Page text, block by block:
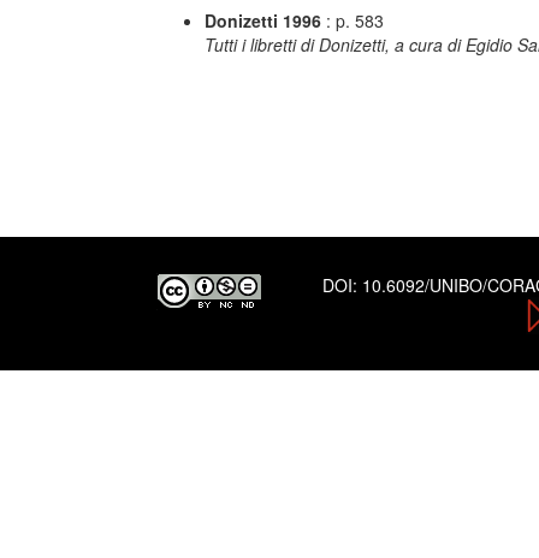
Donizetti 1996 : p. 583
Tutti i libretti di Donizetti, a cura di Egidio
DOI: 10.6092/UNIBO/